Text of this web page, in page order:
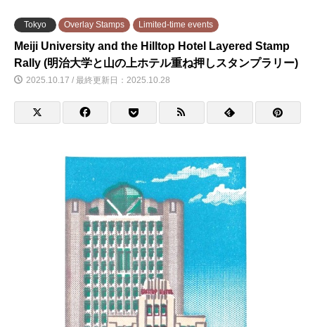
Tokyo Overlay Stamps Limited-time events
Meiji University and the Hilltop Hotel Layered Stamp
Rally (明治大学と山の上ホテル重ね押しスタンプラリー)
2025.10.17 / 最終更新日：2025.10.28